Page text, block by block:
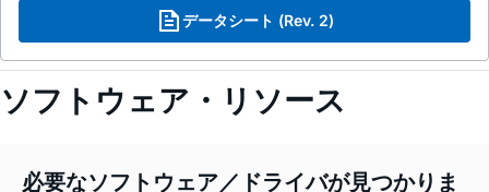
データシート (Rev. 2)
ソフトウェア・リソース
必要なソフトウェア／ドライバが見つかりま